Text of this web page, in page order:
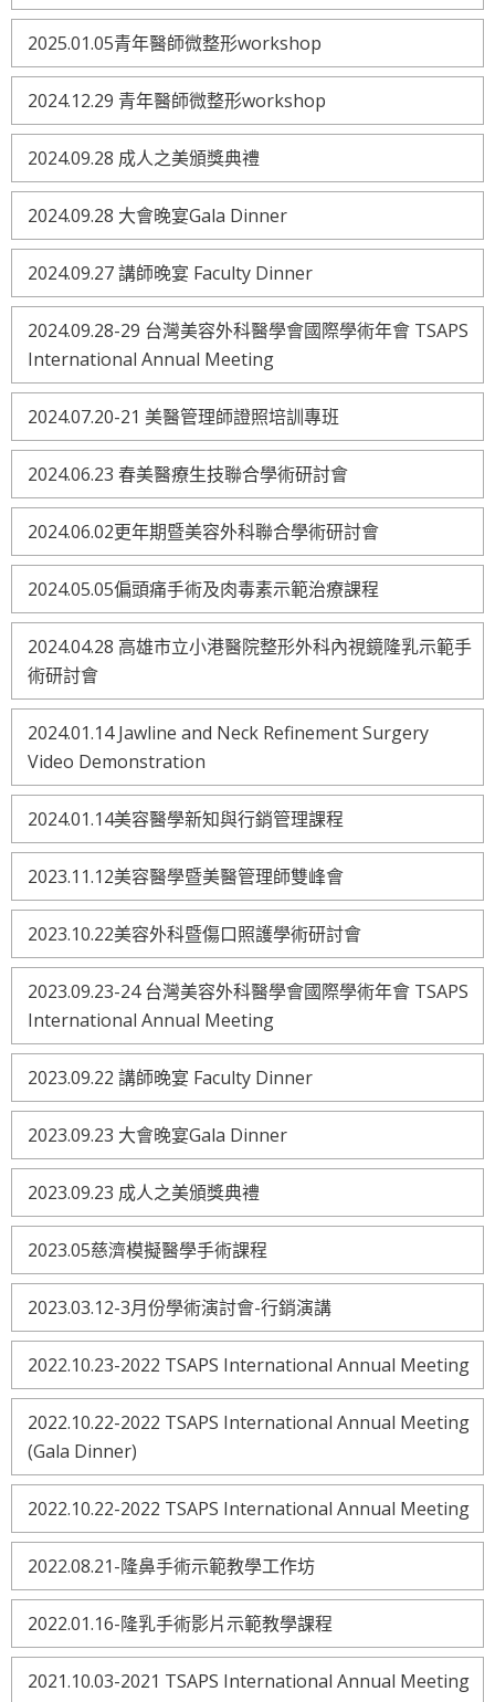
2025.01.05青年醫師微整形workshop
2024.12.29 青年醫師微整形workshop
2024.09.28 成人之美頒獎典禮
2024.09.28 大會晚宴Gala Dinner
2024.09.27 講師晚宴 Faculty Dinner
2024.09.28-29 台灣美容外科醫學會國際學術年會 TSAPS
International Annual Meeting
2024.07.20-21 美醫管理師證照培訓專班
2024.06.23 春美醫療生技聯合學術研討會
2024.06.02更年期暨美容外科聯合學術研討會
2024.05.05偏頭痛手術及肉毒素示範治療課程
2024.04.28 高雄市立小港醫院整形外科內視鏡隆乳示範手
術研討會
2024.01.14 Jawline and Neck Refinement Surgery
Video Demonstration
2024.01.14美容醫學新知與行銷管理課程
2023.11.12美容醫學暨美醫管理師雙峰會
2023.10.22美容外科暨傷口照護學術研討會
2023.09.23-24 台灣美容外科醫學會國際學術年會 TSAPS
International Annual Meeting
2023.09.22 講師晚宴 Faculty Dinner
2023.09.23 大會晚宴Gala Dinner
2023.09.23 成人之美頒獎典禮
2023.05慈濟模擬醫學手術課程
2023.03.12-3月份學術演討會-行銷演講
2022.10.23-2022 TSAPS International Annual Meeting
2022.10.22-2022 TSAPS International Annual Meeting
(Gala Dinner)
2022.10.22-2022 TSAPS International Annual Meeting
2022.08.21-隆鼻手術示範教學工作坊
2022.01.16-隆乳手術影片示範教學課程
2021.10.03-2021 TSAPS International Annual Meeting